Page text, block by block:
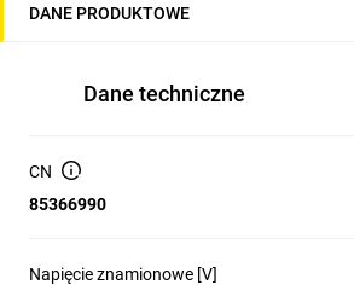
DANE PRODUKTOWE
Dane techniczne
CN
85366990
Napięcie znamionowe [V]